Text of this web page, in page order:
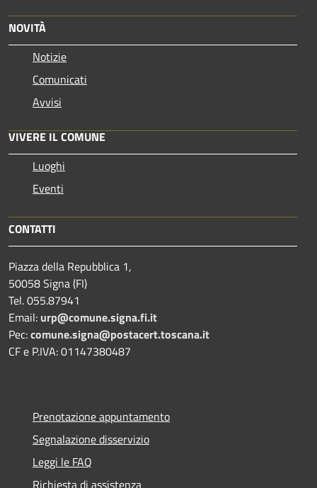
NOVITÀ
Notizie
Comunicati
Avvisi
VIVERE IL COMUNE
Luoghi
Eventi
CONTATTI
Piazza della Repubblica 1,
50058 Signa (FI)
Tel. 055.87941
Email: urp@comune.signa.fi.it
Pec:comune.signa@postacert.toscana.it
CF e P.IVA: 01147380487
Prenotazione appuntamento
Segnalazione disservizio
Leggi le FAQ
Richiesta di assistenza